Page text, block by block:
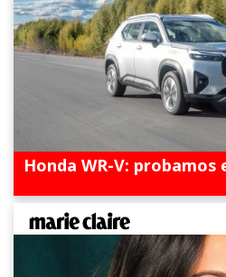
Honda WR-V: